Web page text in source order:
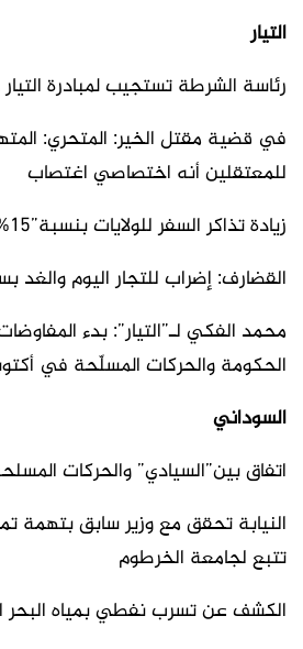
التيار
رئاسة الشرطة تستجيب لمبادرة
في قضية مقتل الخير: المتحري:
للمعتقلين أنه اختصاصي اغتصاب
زيادة تذاكر السفر للولايات بنسبة”15%”
القضارف: إضراب للتجار اليوم والغد
محمد الفكي لـ”التيار”: بدء
الحكومة والحركات المسلّحة في
السوداني
اتفاق بين”السيادي” والحركات
تتبع لجامعة الخرطوم
الكشف عن تسرب نفطي بمياه البحر